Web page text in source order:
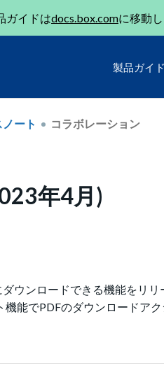
ガイドはdocs.box.comに移動
製品ガイド
ート コラボレーション
年4月)
ウンロードできる機能をリ
能でPDFのダウンロードアク